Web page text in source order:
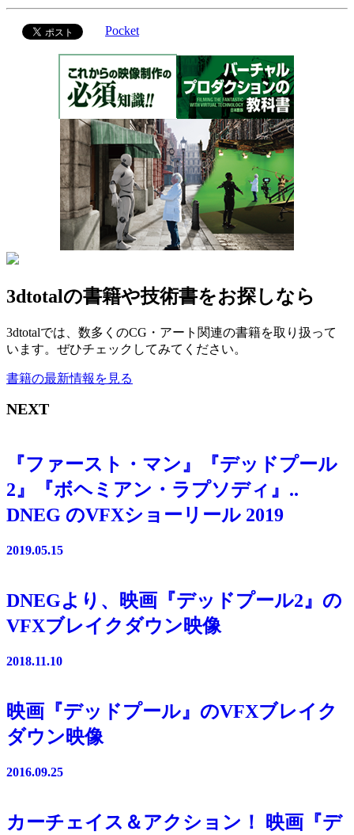
Pocket
3dtotalの書籍や技術書をお探しなら
3dtotalでは、数多くのCG・アート関連の書籍を取り扱って
います。ぜひチェックしてみてください。
書籍の最新情報を見る
NEXT
『ファースト・マン』『デッドプール
2』『ボヘミアン・ラプソディ』..
DNEG のVFXショーリール 2019
2019.05.15
DNEGより、映画『デッドプール2』の
VFXブレイクダウン映像
2018.11.10
映画『デッドプール』のVFXブレイク
ダウン映像
2016.09.25
カーチェイス＆アクション！ 映画『デ